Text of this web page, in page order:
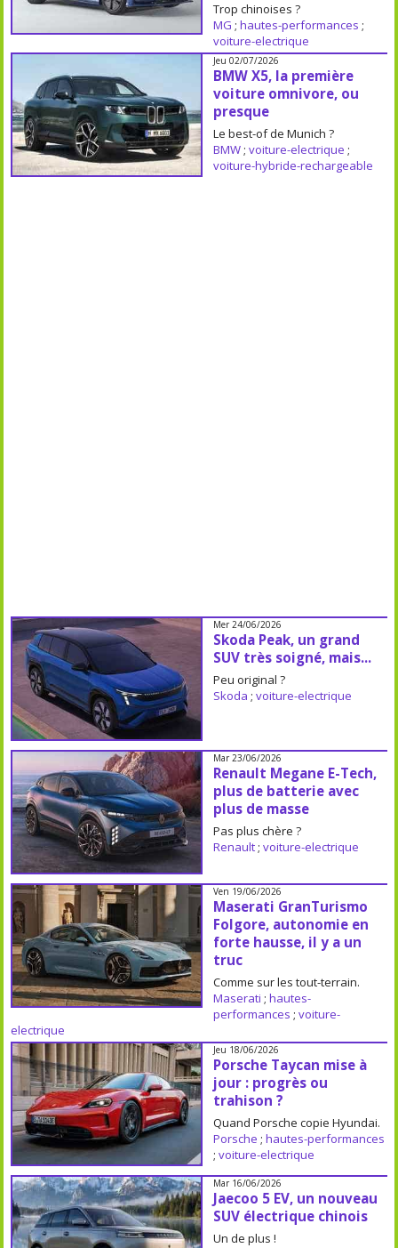
Trop chinoises ?
MG ; hautes-performances ;
voiture-electrique
Jeu 02/07/2026
BMW X5, la première
voiture omnivore, ou
presque
Le best-of de Munich ?
BMW; voiture-electrique ;
voiture-hybride-rechargeable
Mer 24/06/2026
Skoda Peak, un grand
SUV très soigné, mais...
Peu original ?
Skoda ; voiture-electrique
Mar 23/06/2026
Renault Megane E-Tech,
plus de batterie avec
plus de masse
Pas plus chère ?
Renault; voiture-electrique
Ven 19/06/2026
Maserati GranTurismo
Folgore, autonomie en
forte hausse, il y a un
truc
Comme sur les tout-terrain.
Maserati ; hautes-
performances ; voiture-
electrique
Jeu 18/06/2026
Porsche Taycan mise à
jour : progrès ou
trahison ?
Quand Porsche copie Hyundai.
Porsche ; hautes-performances
; voiture-electrique
Mar 16/06/2026
Jaecoo 5 EV, un nouveau
SUV électrique chinois
Un de plus !